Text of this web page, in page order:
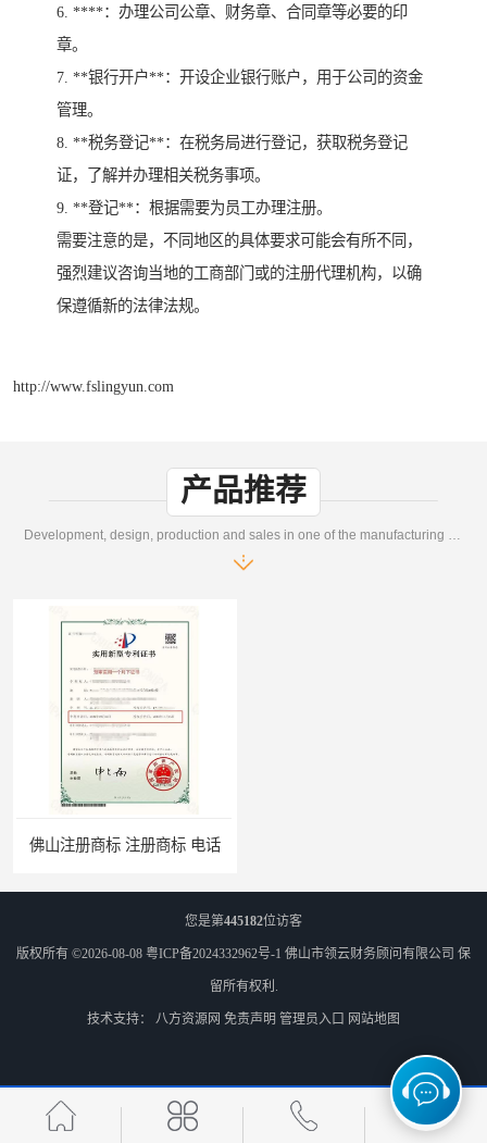
6. ****：办理公司公章、财务章、合同章等必要的印
章。
7. **银行开户**：开设企业银行账户，用于公司的资金
管理。
8. **税务登记**：在税务局进行登记，获取税务登记
证，了解并办理相关税务事项。
9. **登记**：根据需要为员工办理注册。
需要注意的是，不同地区的具体要求可能会有所不同，
强烈建议咨询当地的工商部门或的注册代理机构，以确
保遵循新的法律法规。
http://www.fslingyun.com
产品推荐
Development, design, production and sales in one of the manufacturing enterprises
佛山注册商标 注册商标 电话
您是第445182位访客
版权所有 ©2026-08-08 粤ICP备2024332962号-1 佛山市领云财务顾问有限公司 保
留所有权利.
技术支持： 八方资源网 免责声明 管理员入口 网站地图